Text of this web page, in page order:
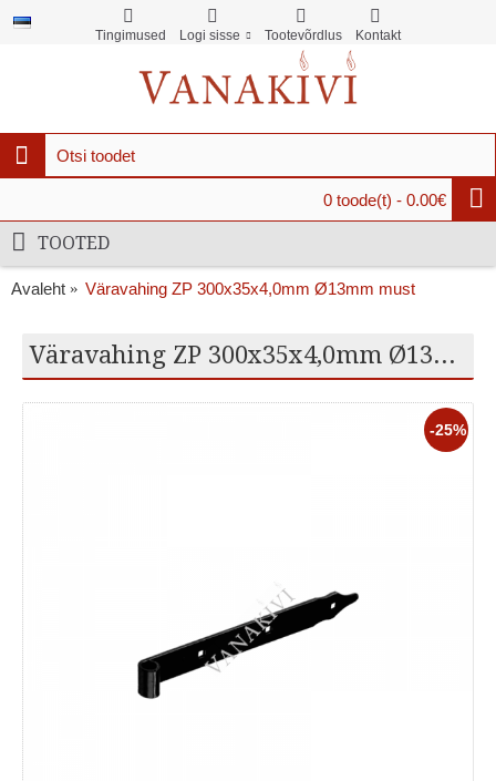
Tingimused Logi sisse Tootevõrdlus Kontakt
0 toode(t) - 0.00€
TOOTED
Avaleht Väravahing ZP 300x35x4,0mm Ø13mm must
Väravahing ZP 300x35x4,0mm Ø13mm must
-25%